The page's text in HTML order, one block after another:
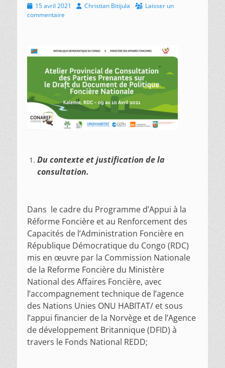
Posted
on
15 avril 2021 AuthorChristian Bitijula
Laisser un
commentaire
Du contexte et justification de la
consultation.
Dans le cadre du Programme d’Appui à la
Réforme Foncière et au Renforcement des
Capacités de l’Administration Foncière en
République Démocratique du Congo (RDC)
mis en œuvre par la Commission Nationale
de la Reforme Foncière du Ministère
National des Affaires Foncière, avec
l’accompagnement technique de l’agence
des Nations Unies ONU HABITAT/ et sous
l’appui financier de la Norvège et de l’Agence
de développement Britannique (DFID) à
travers le Fonds National REDD;